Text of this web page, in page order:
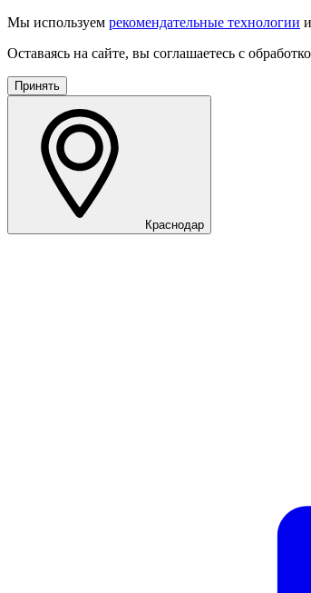
Мы используем рекомендательные технологии
Оставаясь на сайте, вы соглашаетесь с
Принять
Краснодар